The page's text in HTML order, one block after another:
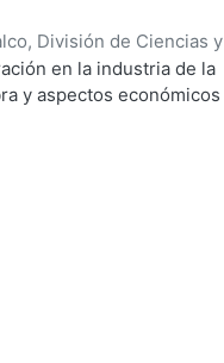
División de Ciencias y
de Realización,1999)
Rubén;Carpio
en la industria de la
y aspectos económicos